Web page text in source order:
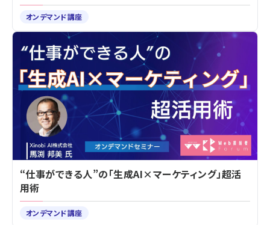
オンデマンド講座
“仕事ができる人”の「生成AI×マーケティング」超活
用術
オンデマンド講座